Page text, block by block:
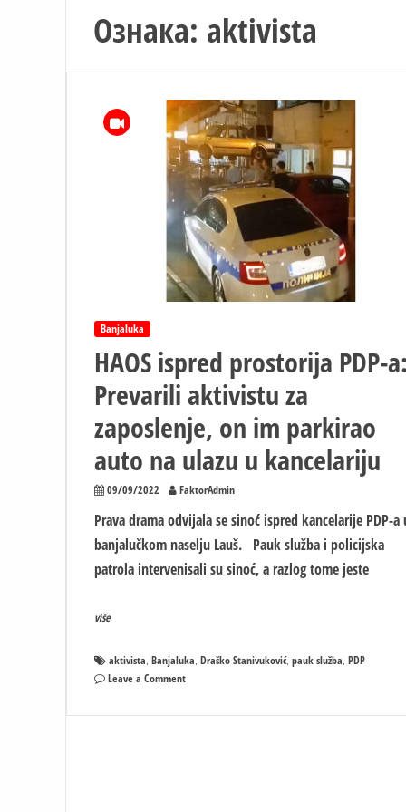
Ознака: aktivista
Banjaluka
HAOS ispred prostorija PDP-a:
Prevarili aktivistu za
zaposlenje, on im parkirao
auto na ulazu u kancelariju
09/09/2022 FaktorAdmin
Prava drama odvijala se sinoć ispred kancelarije PDP-a
banjalučkom naselju Lauš. Pauk služba i policijska
patrola intervenisali su sinoć, a razlog tome jeste
više
aktivista, Banjaluka, Draško Stanivuković, pauk služba, PDP
Leave a Commenton
ispred